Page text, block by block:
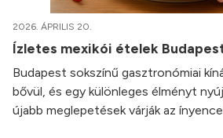
2026. ÁPRILIS 20.
Ízletes mexikói ételek
Budapest sokszínű gasztronómiai
bővül, és egy különleges élményt
újabb meglepetések várják az